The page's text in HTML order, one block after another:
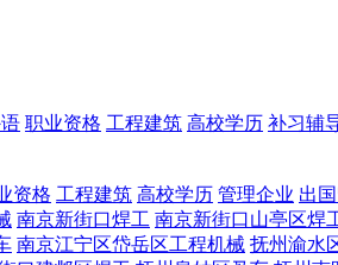
职业资格 工程建筑 高校学历 补习辅
资格 工程建筑 高校学历 管理企业 出
南京新街口焊工 南京新街口山亭区焊
南京江宁区岱岳区工程机械 抚州渝水